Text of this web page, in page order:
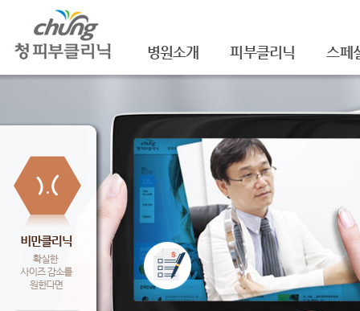
병원소개 피부클리닉 스페
진료안내
레이저장비소개
병원 둘러보기
찾아오시는 길
공지사항
여드름자국/흉터
기미/색소
주근깨/잡티
점/검버섯
문신제거
안면홍조
피부질환치료
셀라
물광
아쿠
백옥
신데
슈
셀렉